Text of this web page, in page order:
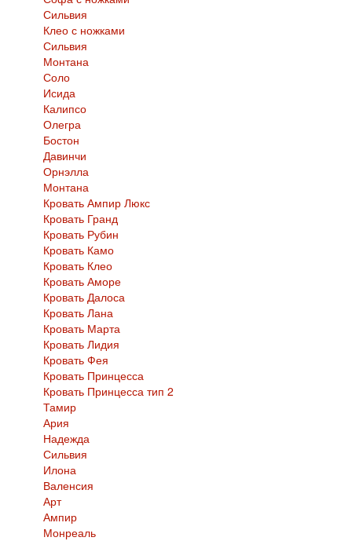
Сильвия
Клео с ножками
Сильвия
Монтана
Соло
Исида
Калипсо
Олегра
Бостон
Давинчи
Орнэлла
Монтана
Кровать Ампир Люкс
Кровать Гранд
Кровать Рубин
Кровать Камо
Кровать Клео
Кровать Аморе
Кровать Далоса
Кровать Лана
Кровать Марта
Кровать Лидия
Кровать Фея
Кровать Принцесса
Кровать Принцесса тип 2
Тамир
Ария
Надежда
Сильвия
Илона
Валенсия
Арт
Ампир
Монреаль